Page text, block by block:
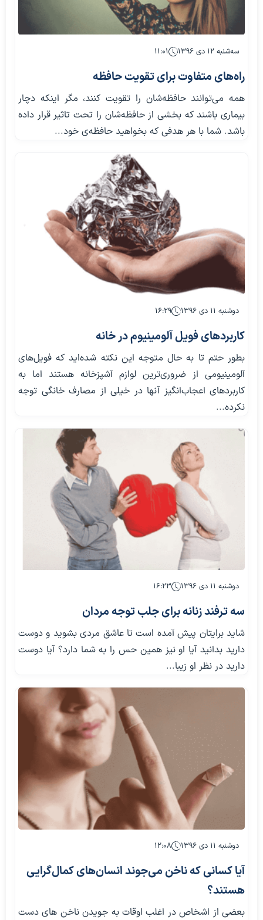
سه‌شنبه ۱۲ دی ۱۳۹۶ ۱۱:۰۱
راه‌های متفاوت برای تقویت حافظه
همه می‌توانند حافظه‌شان را تقویت کنند، مگر اینکه دچار
بیماری باشند که بخشی از حافظه‌شان را تحت تاثیر قرار داده
باشد. شما با هر هدفی که بخواهید حافظه‌ی خود...
دوشنبه ۱۱ دی ۱۳۹۶ ۱۶:۲۹
کاربردهای فویل آلومینیوم در خانه
بطور حتم تا به حال متوجه این نکته شده‌اید که فویل‌های
آلومینیومی از ضروری‌ترین لوازم آشپزخانه هستند اما به
کاربردهای اعجاب‌انگیز آنها در خیلی از مصارف خانگی توجه
نکرده...
دوشنبه ۱۱ دی ۱۳۹۶ ۱۶:۲۳
سه ترفند زنانه برای جلب توجه مردان
شاید برایتان پیش آمده است تا عاشق مردی بشوید و دوست
دارید بدانید آیا او نیز همین حس را به شما دارد؟ آیا دوست
دارید در نظر او زیبا...
دوشنبه ۱۱ دی ۱۳۹۶ ۱۲:۰۸
آیا کسانی که ناخن می‌جوند انسان‌های کمال‌گرایی
هستند؟
بعضی از اشخاص در اغلب اوقات به جویدن ناخن های دست